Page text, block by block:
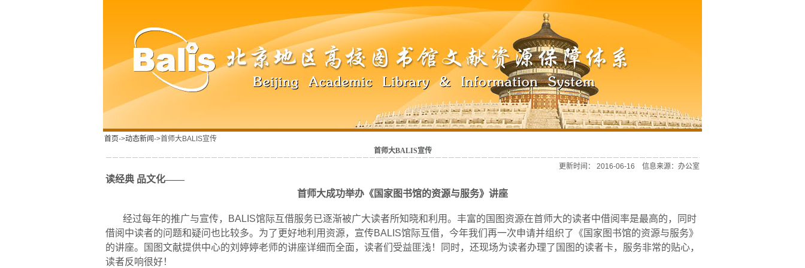
首页->动态新闻->首师大BALIS宣传
首师大BALIS宣传
更新时间： 2016-06-16 信息来源：办公室
读经典 品文化——
首师大成功举办《国家图书馆的资源与服务》讲座
经过每年的推广与宣传， BALIS馆际互借服务已逐渐被广大读者所知晓和利用。丰富的国图资源在首师大的读者中借阅率是最高的，同时
借阅中读者的问题和疑问也比较多。为了更好地利用资源，宣传BALIS馆际互借，今年我们再一次申请并组织了《国家图书馆的资源与服务》
的讲座。国图文献提供中心的刘婷婷老师的讲座详细而全面，读者们受益匪浅！同时，还现场为读者办理了国图的读者卡，服务非常的贴心，
读者反响很好！